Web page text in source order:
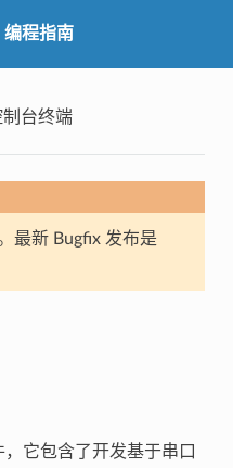
编程指南
制台终端
最新 Bugfix 发布是
，它包含了开发基于串口